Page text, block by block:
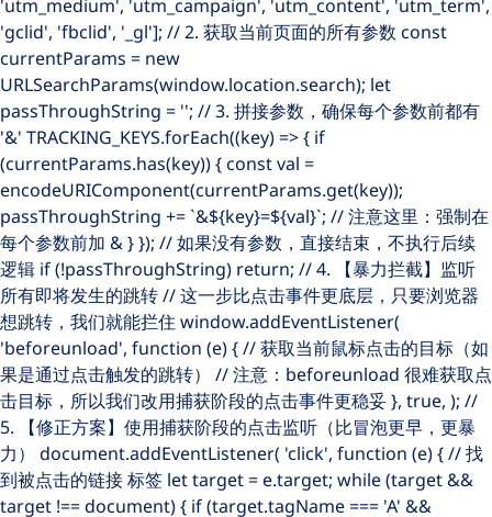
'utm_medium', 'utm_campaign', 'utm_content', 'utm_term',
'gclid', 'fbclid', '_gl']; // 2. 获取当前页面的所有参数 const
currentParams = new
URLSearchParams(window.location.search); let
passThroughString = ''; // 3. 拼接参数，确保每个参数前都有
'&' TRACKING_KEYS.forEach((key) => { if
(currentParams.has(key)) { const val =
encodeURIComponent(currentParams.get(key));
passThroughString += `&${key}=${val}`; // 注意这里：强制在
每个参数前加 & } }); // 如果没有参数，直接结束，不执行后续
逻辑 if (!passThroughString) return; // 4. 【暴力拦截】监听
所有即将发生的跳转 // 这一步比点击事件更底层，只要浏览器
想跳转，我们就能拦住 window.addEventListener(
'beforeunload', function (e) { // 获取当前鼠标点击的目标（如
果是通过点击触发的跳转） // 注意：beforeunload 很难获取点
击目标，所以我们改用捕获阶段的点击事件更稳妥 }, true, ); //
5. 【修正方案】使用捕获阶段的点击监听（比冒泡更早，更暴
力） document.addEventListener( 'click', function (e) { // 找
到被点击的链接标签 let target = e.target; while (target &&
target !== document) { if (target.tagName === 'A' &&